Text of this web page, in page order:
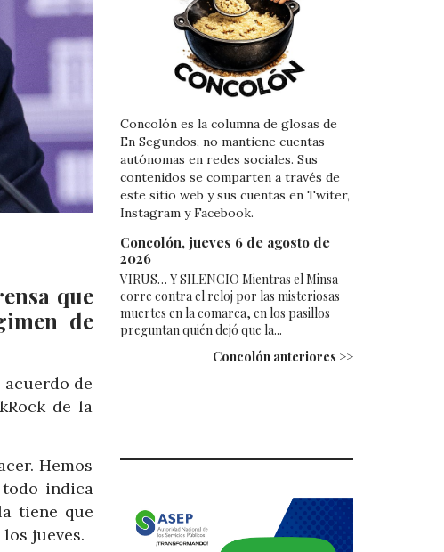
que
de
acuerdo de
de la
Hemos
indica
tiene que
jueves.
Concolón es la columna de glosas de
En Segundos, no mantiene cuentas
autónomas en redes sociales. Sus
contenidos se comparten a través de
este sitio web y sus cuentas en Twiter,
Instagram y Facebook.
Concolón, jueves 6 de agosto de
2026
VIRUS… Y SILENCIO Mientras el Minsa
corre contra el reloj por las misteriosas
muertes en la comarca, en los pasillos
preguntan quién dejó que la...
Concolón anteriores >>